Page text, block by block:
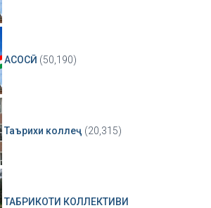
АСОСӢ (50,190)
Таърихи коллеҷ (20,315)
ТАБРИКОТИ КОЛЛЕКТИВИ